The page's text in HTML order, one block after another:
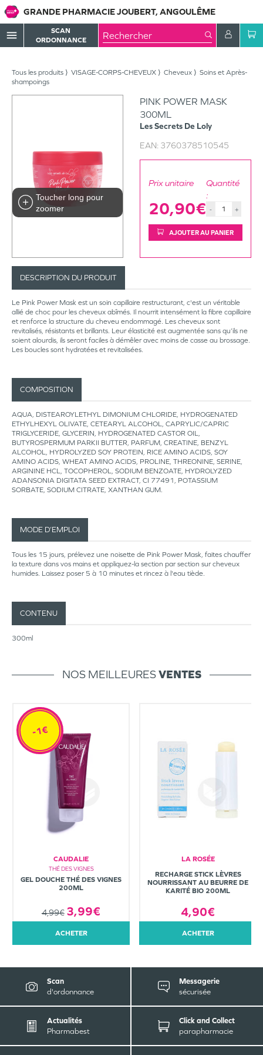
GRANDE PHARMACIE JOUBERT, ANGOULÊME
menu
SCAN
ORDONNANCE
Tous les produits VISAGE-CORPS-CHEVEUX Cheveux
Soins et Après-
shampoings
Toucher long pour
zoomer
PINK POWER MASK
300ML
Les Secrets De Loly
EAN: 3760378510545
Prix unitaire
20,90€
Quantité
:
- +
AJOUTER AU PANIER
DESCRIPTION DU PRODUIT
Le Pink Power Mask est un soin capillaire restructurant, c'est un véritable
allié de choc pour les cheveux abîmés. Il nourrit intensément la fibre capillaire
et renforce la structure du cheveu endommagé. Les cheveux sont
revitalisés, résistants et brillants. Leur élasticité est augmentée sans qu’ils ne
soient alourdis, ils seront faciles à démêler avec moins de casse au brossage.
Les boucles sont hydratées et revitalisées.
COMPOSITION
AQUA, DISTEAROYLETHYL DIMONIUM CHLORIDE, HYDROGENATED
ETHYLHEXYL OLIVATE, CETEARYL ALCOHOL, CAPRYLIC/CAPRIC
TRIGLYCERIDE, GLYCERIN, HYDROGENATED CASTOR OIL,
BUTYROSPERMUM PARKII BUTTER, PARFUM, CREATINE, BENZYL
ALCOHOL, HYDROLYZED SOY PROTEIN, RICE AMINO ACIDS, SOY
AMINO ACIDS, WHEAT AMINO ACIDS, PROLINE, THREONINE, SERINE,
ARGININE HCL, TOCOPHEROL, SODIUM BENZOATE, HYDROLYZED
ADANSONIA DIGITATA SEED EXTRACT, CI 77491, POTASSIUM
SORBATE, SODIUM CITRATE, XANTHAN GUM.
MODE D’EMPLOI
Tous les 15 jours, prélevez une noisette de Pink Power Mask, faites chauffer
la texture dans vos mains et appliquez-la section par section sur cheveux
humides. Laissez poser 5 à 10 minutes et rincez à l'eau tiède.
CONTENU
300ml
NOS MEILLEURESVENTES
CAUDALIE
THÉ DES VIGNES
GEL DOUCHE THÉ DES VIGNES
200ML
4,99€ 3,99€
-1€
ACHETER
LA ROSÉE
RECHARGE STICK LÈVRES
NOURRISSANT AU BEURRE DE
KARITÉ BIO 200ML
4,90€
ACHETER
Scan
d'ordonnance
Messagerie
sécurisée
Actualités
Pharmabest
Click and Collect
parapharmacie